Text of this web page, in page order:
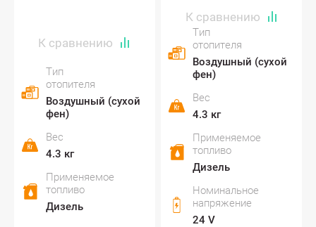
Тип
отопителя
Воздушный (сухой
фен)
Вес
4.3 кг
Применяемое
топливо
Дизель
Тип
отопителя
Воздушный (сухой
фен)
Вес
4.3 кг
Применяемое
топливо
Дизель
Номинальное
напряжение
24 V